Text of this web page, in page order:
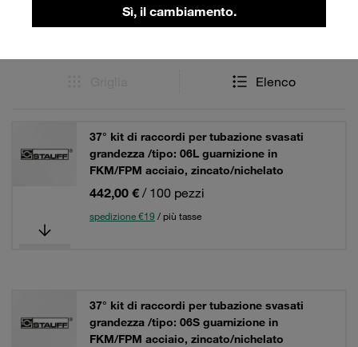
Sì, il cambiamento.
20 Risultati
Elenco
37° kit di raccordi per tubazione svasati
grandezza /tipo: 06L guarnizione in
FKM/FPM acciaio, zincato/nichelato
442,00 € / 100 pezzi
spedizione €19 / più tasse
37° kit di raccordi per tubazione svasati
grandezza /tipo: 06S guarnizione in
FKM/FPM acciaio, zincato/nichelato